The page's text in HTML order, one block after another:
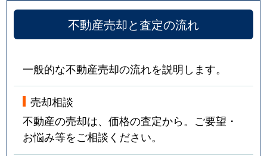
不動産売却と査定の流れ
一般的な不動産売却の流れを説明します。
売却相談
不動産の売却は、価格の査定から。ご要望・
お悩み等をご相談ください。